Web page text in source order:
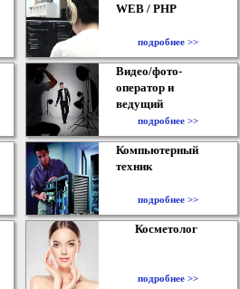
WEB / PHP
подробнее >>
Видео/фото-
оператор и
ведущий
подробнее >>
Компьютерный
техник
подробнее >>
Косметолог
подробнее >>